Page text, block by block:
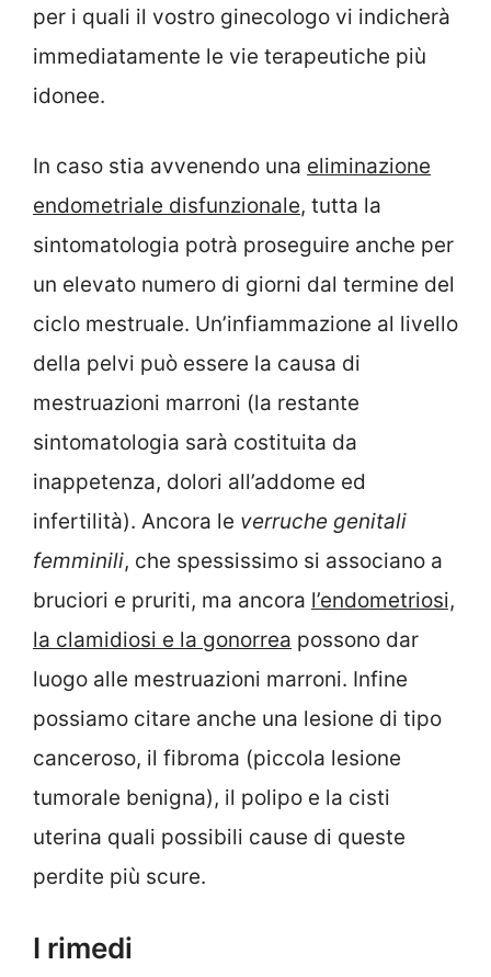
per i quali il vostro ginecologo vi indicherà
immediatamente le vie terapeutiche più
idonee.
In caso stia avvenendo una eliminazione
endometriale disfunzionale, tutta la
sintomatologia potrà proseguire anche per
un elevato numero di giorni dal termine del
ciclo mestruale. Un’infiammazione al livello
della pelvi può essere la causa di
mestruazioni marroni (la restante
sintomatologia sarà costituita da
inappetenza, dolori all’addome ed
infertilità). Ancora le verruche genitali
femminili, che spessissimo si associano a
bruciori e pruriti, ma ancora l’endometriosi,
la clamidiosi e la gonorrea possono dar
luogo alle mestruazioni marroni. Infine
possiamo citare anche una lesione di tipo
canceroso, il fibroma (piccola lesione
tumorale benigna), il polipo e la cisti
uterina quali possibili cause di queste
perdite più scure.
I rimedi